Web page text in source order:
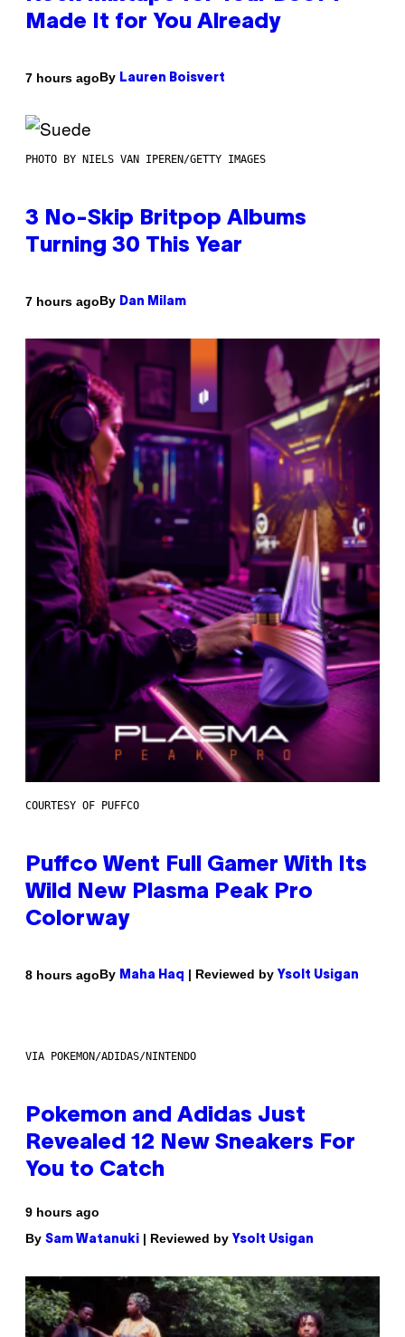
Made It for You Already
7 hours agoBy Lauren Boisvert
PHOTO BY NIELS VAN IPEREN/GETTY IMAGES
3 No-Skip Britpop Albums
Turning 30 This Year
7 hours agoBy Dan Milam
COURTESY OF PUFFCO
Puffco Went Full Gamer With Its
Wild New Plasma Peak Pro
Colorway
8 hours agoBy Maha Haq | Reviewed by Ysolt Usigan
VIA POKEMON/ADIDAS/NINTENDO
Pokemon and Adidas Just
Revealed 12 New Sneakers For
You to Catch
9 hours ago
By Sam Watanuki | Reviewed by Ysolt Usigan